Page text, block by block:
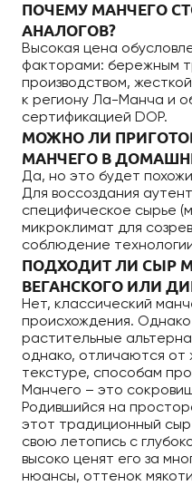
ПОЧЕМУ МАНЧЕГО
АНАЛОГОВ?
Высокая цена
факторами: бережным
производством,
к региону Ла-Манча и
сертификацией DOP.
МОЖНО ЛИ
МАНЧЕГО В
Да, но это будет
Для воссоздания
специфическое сырье
микроклимат для
соблюдение
ПОДХОДИТ ЛИ СЫР
ВЕГАНСКОГО ИЛИ
Нет, классический
происхождения.
растительные
однако, отличаются от
текстуре, способам
Манчего – это
Родившийся на
этот традиционный сыр
свою летопись с
высоко ценят его за
нюансы, оттенок